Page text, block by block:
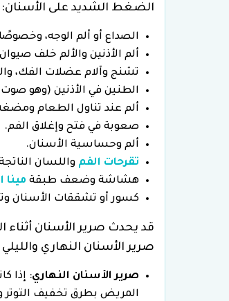
الضغط الشديد على الأسنان:
الصداع أو ألم الوجه،
ألم الأذنين والألم خلف صيوان
تشنج وآلام عضلات الفك،
الطنين في الأذنين (وهو
ألم عند تناول الطعام
صعوبة في فتح وإغلاق الفم.
ألم وحساسية الأسنان.
تقرحات الفم واللسان
هشاشة وضعف طبقة مينا
كسور أو تشققات الأسنان
قد يحدث صرير الأسنان أثناء
صرير الأسنان النهاري
صرير الأسنان النهاري: إذا
المريض بطرق تخفيف التوتر